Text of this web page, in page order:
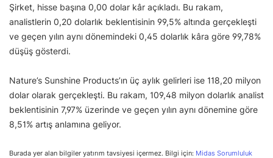
Şirket, hisse başına 0,00 dolar kâr açıkladı. Bu rakam,
analistlerin 0,20 dolarlık beklentisinin 99,5% altında gerçekleşti
ve geçen yılın aynı dönemindeki 0,45 dolarlık kâra göre 99,78%
düşüş gösterdi.
Nature’s Sunshine Products’ın üç aylık gelirleri ise 118,20 milyon
dolar olarak gerçekleşti. Bu rakam, 109,48 milyon dolarlık analist
beklentisinin 7,97% üzerinde ve geçen yılın aynı dönemine göre
8,51% artış anlamına geliyor.
Burada yer alan bilgiler yatırım tavsiyesi içermez. Bilgi için: Midas Sorumluluk